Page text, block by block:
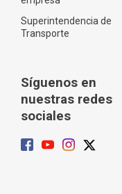
Superintendencia de
Transporte
Síguenos en
nuestras redes
sociales